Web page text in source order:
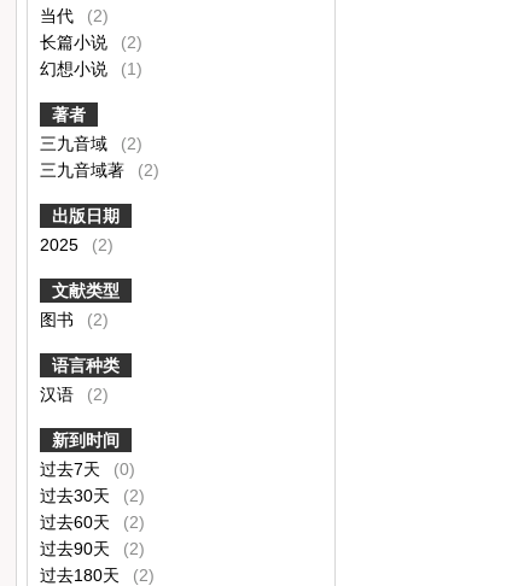
当代
(2)
长篇小说
(2)
幻想小说
(1)
著者
三九音域
(2)
三九音域著
(2)
出版日期
2025
(2)
文献类型
图书
(2)
语言种类
汉语
(2)
新到时间
过去7天
(0)
过去30天
(2)
过去60天
(2)
过去90天
(2)
过去180天
(2)